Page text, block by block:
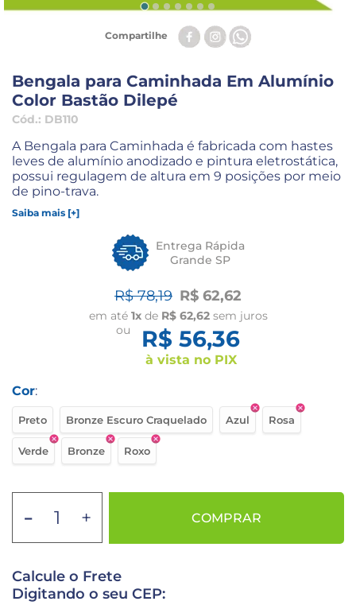
Compartilhe
Bengala para Caminhada Em Alumínio
Color Bastão Dilepé
Cód.: DB110
A Bengala para Caminhada é fabricada com hastes
leves de alumínio anodizado e pintura eletrostática,
possui regulagem de altura em 9 posições por meio
de pino-trava.
Saiba mais [+]
Entrega Rápida
Grande SP
R$ 78,19 R$ 62,62
em até 1xde R$ 62,62sem juros
ou
R$ 56,36
à vista no PIX
Cor:
Preto Bronze Escuro Craquelado Azul Rosa
Verde Bronze Roxo
- + COMPRAR
Calcule o Frete
Digitando o seu CEP: